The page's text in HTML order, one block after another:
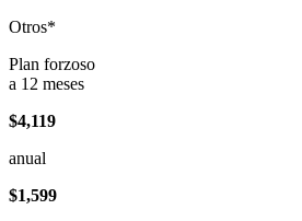
Otros*
Plan forzoso
a 12 meses
$4,119
anual
$1,599